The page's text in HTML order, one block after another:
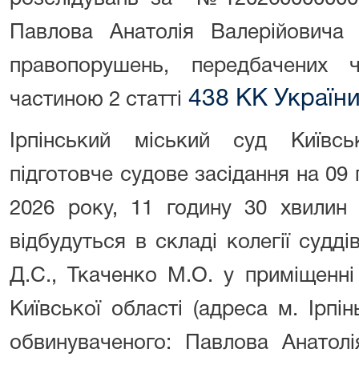
Павлова Анатолія
правопорушень, передбачених
частиною 2 статті 438 КК
Ірпінський міський суд
підготовче судове засідання на 09
2026 року, 11 годину 30
відбудуться в складі колегії
Д.С., Ткаченко М.О. у приміщенні
Київської області (адреса м.
обвинуваченого: Павлова